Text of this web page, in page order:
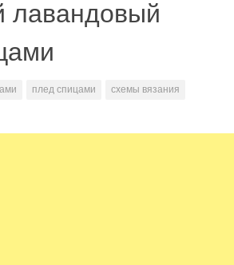
лавандовый
плед спицами схемы вязания